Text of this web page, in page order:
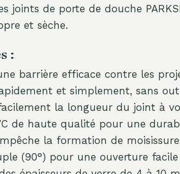
joints de porte de douche
et sèche.
:
barrière efficace contre les
et simplement, sans
la longueur du joint à
de haute qualité pour une
la formation de
(90°) pour une ouverture